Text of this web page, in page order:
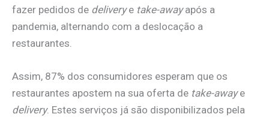
fazer pedidos de deliverye take-awayapós a
pandemia, alternando com a deslocação a
restaurantes.
Assim, 87% dos consumidores esperam que os
restaurantes apostem na sua oferta de take-awaye
delivery. Estes serviços já são disponibilizados pela